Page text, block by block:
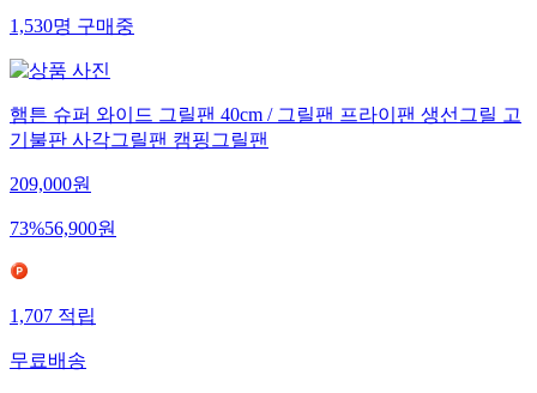
1,530명 구매중
햄튼 슈퍼 와이드 그릴팬 40cm / 그릴팬 프라이팬 생선그릴 고
기불판 사각그릴팬 캠핑그릴팬
209,000원
73%56,900원
1,707 적립
무료배송